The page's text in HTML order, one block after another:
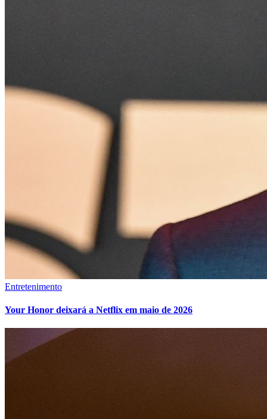
Entretenimento
Your Honor deixará a Netflix em maio de 2026